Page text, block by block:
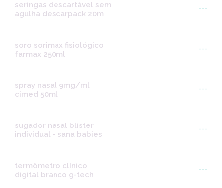
seringas descartável sem
agulha descarpack 20m
---
soro sorimax fisiológico
farmax 250ml
---
spray nasal 9mg/ml
cimed 50ml
---
sugador nasal blister
individual - sana babies
---
termômetro clínico
digital branco g-tech
---